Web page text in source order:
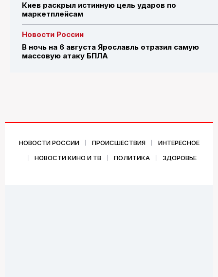
Киев раскрыл истинную цель ударов по
маркетплейсам
Новости России
В ночь на 6 августа Ярославль отразил самую
массовую атаку БПЛА
НОВОСТИ РОССИИ ПРОИСШЕСТВИЯ
ИНТЕРЕСНОЕ
НОВОСТИ КИНО И ТВ
ПОЛИТИКА ЗДОРОВЬЕ